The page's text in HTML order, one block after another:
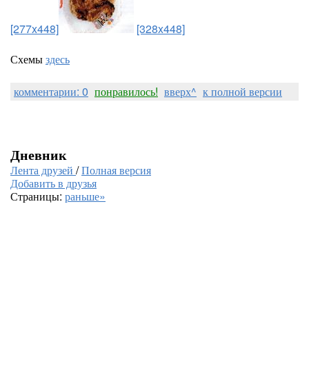
[277x448]
[328x448]
Схемыздесь
комментарии: 0 понравилось! вверх^ к полной версии
Дневник
Лента друзей /Полная версия
Добавить в друзья
Страницы: раньше»